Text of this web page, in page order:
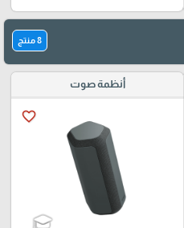
8 منتج
أنظمة صوت
favorite_border